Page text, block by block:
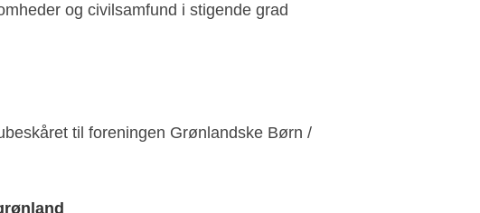
og civilsamfund i stigende grad
til foreningen Grønlandske Børn /